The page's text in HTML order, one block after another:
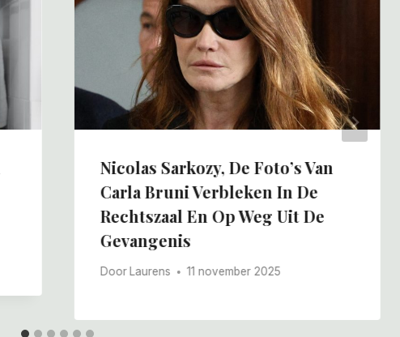
Nicolas Sarkozy, De Foto’s Van
Carla Bruni Verbleken In De
Rechtszaal En Op Weg Uit De
Gevangenis
Door Laurens 11 november 2025